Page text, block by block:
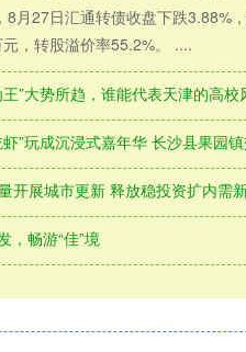
8月27日汇通转债收盘下跌3.88%
，转股溢价率55.2%。 ....
”大势所趋，谁能代表天津的高校风
”玩成沉浸式嘉年华 长沙县果园镇
开展城市更新 释放稳投资扩内需
，畅游“佳”境